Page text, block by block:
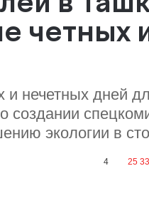
четных
и нечетных дней
создании
экологии в
4 25